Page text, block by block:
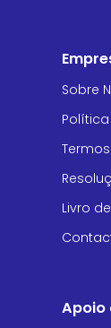
Sobre
Livro
Apoio